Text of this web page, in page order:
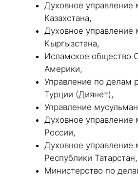
Духовное управление
Казахстана,
Духовное управление
Кыргызстана,
Исламское общество
Америки,
Управление по делам
Турции (Диянет),
Управление
Духовное управление
России,
Духовное управление
Республики Татарстан,
Министерство по